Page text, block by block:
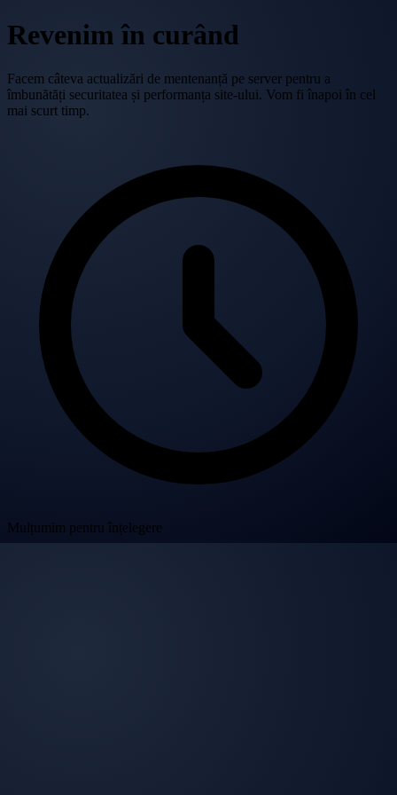
Revenim în curând
Facem câteva actualizări de mentenanță pe server pentru a
îmbunătăți securitatea și performanța site-ului. Vom fi înapoi în cel
mai scurt timp.
Mulțumim pentru înțelegere